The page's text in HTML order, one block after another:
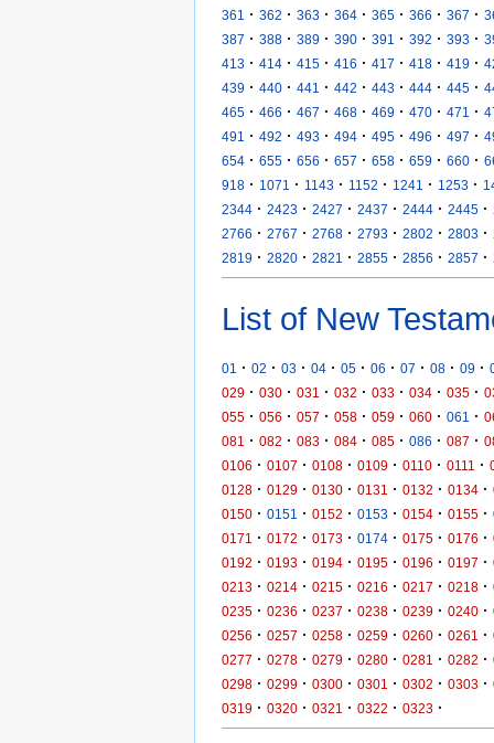
361
· 362 · 363 · 364 · 365 · 366 · 367 ·
387 · 388 · 389 · 390 · 391 · 392 · 393 ·
413 · 414 · 415 · 416 · 417 · 418 · 419 ·
439 · 440 · 441 · 442 · 443 · 444 · 445 ·
465 · 466 · 467 · 468 · 469 · 470 · 471 ·
491
· 492 · 493 · 494 · 495 · 496 · 497 ·
654 · 655 · 656 · 657 · 658 · 659 · 660 ·
918 · 1071 · 1143 · 1152 · 1241 · 1253 ·
2344 · 2423 · 2427 · 2437 · 2444 · 2445 ·
2766 · 2767 · 2768 · 2793 · 2802 · 2803 ·
2819 · 2820 · 2821 · 2855 · 2856 · 2857 ·
List of New
01 · 02 · 03 · 04 · 05 · 06 · 07 · 08 · 09 ·
029 · 030 · 031 · 032 · 033 · 034 · 035 ·
055 · 056 · 057 · 058 · 059 · 060 · 061 ·
081
· 082 · 083 · 084 · 085 · 086 · 087 ·
0106 · 0107 · 0108 · 0109 · 0110 · 0111 ·
0128 · 0129 · 0130 · 0131 · 0132 · 0134 ·
0150 · 0151 · 0152 · 0153 · 0154 · 0155 ·
0171
· 0172 · 0173 · 0174 · 0175 · 0176 ·
0192 · 0193 · 0194 · 0195 · 0196 · 0197 ·
0213 · 0214 · 0215 · 0216 · 0217 · 0218 ·
0235 · 0236 · 0237 · 0238 · 0239 · 0240 ·
0256 · 0257 · 0258 · 0259 · 0260 · 0261 ·
0277 · 0278 · 0279 · 0280 · 0281 · 0282 ·
0298 · 0299 · 0300 · 0301 · 0302 · 0303 ·
0319 · 0320 · 0321 · 0322 · 0323 ·